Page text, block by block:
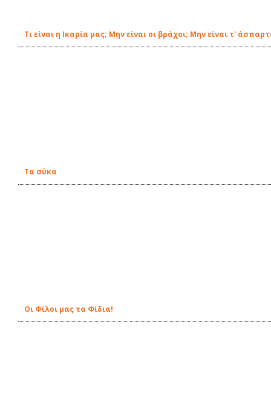
Τι είναι η Ικαρία μας; Μην είναι οι βράχοι; Μην είναι τ'
Τα σύκα
Οι Φίλοι μας τα Φίδια!